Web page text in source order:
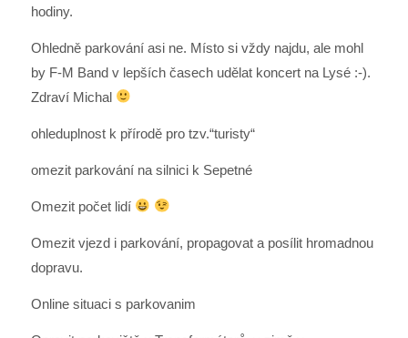
hodiny.
Ohledně parkování asi ne. Místo si vždy najdu, ale mohl
by F-M Band v lepších časech udělat koncert na Lysé :-).
Zdraví Michal
ohleduplnost k přírodě pro tzv.“turisty“
omezit parkování na silnici k Sepetné
Omezit počet lidí
Omezit vjezd i parkování, propagovat a posílit hromadnou
dopravu.
Online situaci s parkovanim